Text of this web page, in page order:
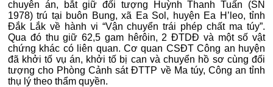
chuyên án, bắt giữ đối tượng Huỳnh Thanh Tuấn (SN
1978) trú tại buôn Bung, xã Ea Sol, huyện Ea H’leo, tỉnh
Đắk Lắk về hành vi “Vận chuyển trái phép chất ma túy”.
Qua đó thu giữ 62,5 gam hêrôin, 2 ĐTDĐ và một số vật
chứng khác có liên quan. Cơ quan CSĐT Công an huyện
đã khởi tố vụ án, khởi tố bị can và chuyển hồ sơ cùng đối
tượng cho Phòng Cảnh sát ĐTTP về Ma túy, Công an tỉnh
thụ lý theo thẩm quyền.